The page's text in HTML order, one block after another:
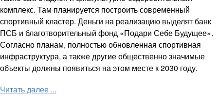
комплекс. Там планируется построить современный
спортивный кластер. Деньги на реализацию выделят банк
ПСБ и благотворительный фонд «Подари Себе Будущее».
Согласно планам, полностью обновленная спортивная
инфраструктура, а также другие общественно значимые
объекты должны появиться на этом месте к 2030 году.
Читать далее ...